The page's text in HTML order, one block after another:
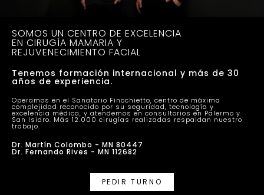
SOMOS UN CENTRO DE EXCELENCIA
EN CIRUGÍA MAMARIA Y
REJUVENECIMIENTO FACIAL
Tenemos formación internacional y más de 30
años de experiencia.
Operamos en el Sanatorio Finochietto, centro de máxima
complejidad reconocido por su seguridad, tecnología y
excelencia médica, y atendemos en consultorios en Palermo y
San Isidro. Más 12.000 cirugías realizadas respaldan nuestro
trabajo.
Dr. Martín Colombo - MN 80447
Dr. Fernando Rives - MN 112682
PEDIR TURNO